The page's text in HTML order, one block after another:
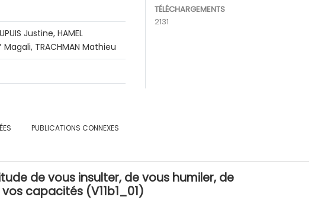
Justine, HAMEL
Magali, TRACHMAN Mathieu
TÉLÉCHARGEMENTS
2131
PUBLICATIONS CONNEXES
de vous insulter, de vous humiler, de
capacités (V11b1_01)